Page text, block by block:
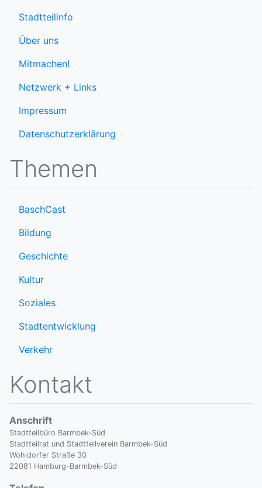
Stadtteilinfo
Über uns
Mitmachen!
Netzwerk + Links
Impressum
Datenschutzerklärung
Themen
BaschCast
Bildung
Geschichte
Kultur
Soziales
Stadtentwicklung
Verkehr
Kontakt
Anschrift
Stadtteilbüro Barmbek-Süd
Stadtteilrat und Stadtteilverein Barmbek-Süd
Wohldorfer Straße 30
22081 Hamburg-Barmbek-Süd